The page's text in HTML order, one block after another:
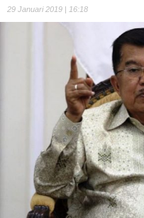
29 Januari 2019 | 16:18